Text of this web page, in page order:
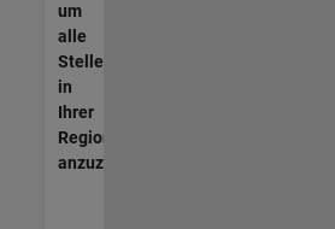
um
alle
Stellenangebote
in
Ihrer
Region
anzuzeigen.